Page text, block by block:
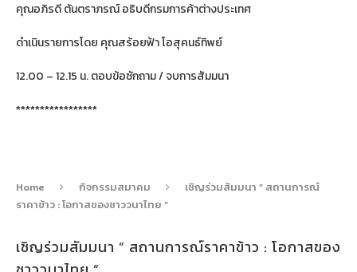
คุณอภิรดี ตันตราภรณ์ อธิบดีกรมการค้าต่างประเทศ
ดำเนินรายการโดย คุณสร้อยฟ้า โอสุคนธ์ทิพย์
12.00 – 12.15 น. ตอบข้อซักถาม / จบการสัมมนา
*****************
Home กิจกรรมสมาคม
เชิญร่วมสัมมนา ” สถานการณ์
ราคาข้าว : โอกาสของชาววนาไทย “
เชิญร่วมสัมมนา ” สถานการณ์ราคาข้าว : โอกาสของ